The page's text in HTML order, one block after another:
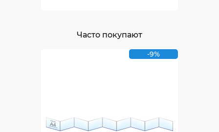
Часто покупают
-9%